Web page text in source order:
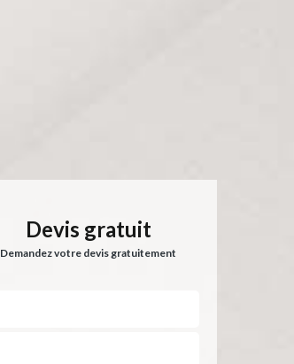
Devis gratuit
Demandez votre devis gratuitement